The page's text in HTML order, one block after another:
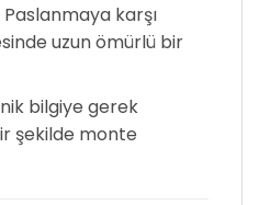
Paslanmaya karşı
uzun ömürlü bir
bilgiye gerek
şekilde monte